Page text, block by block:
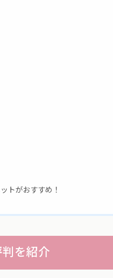
トがおすすめ！
を紹介